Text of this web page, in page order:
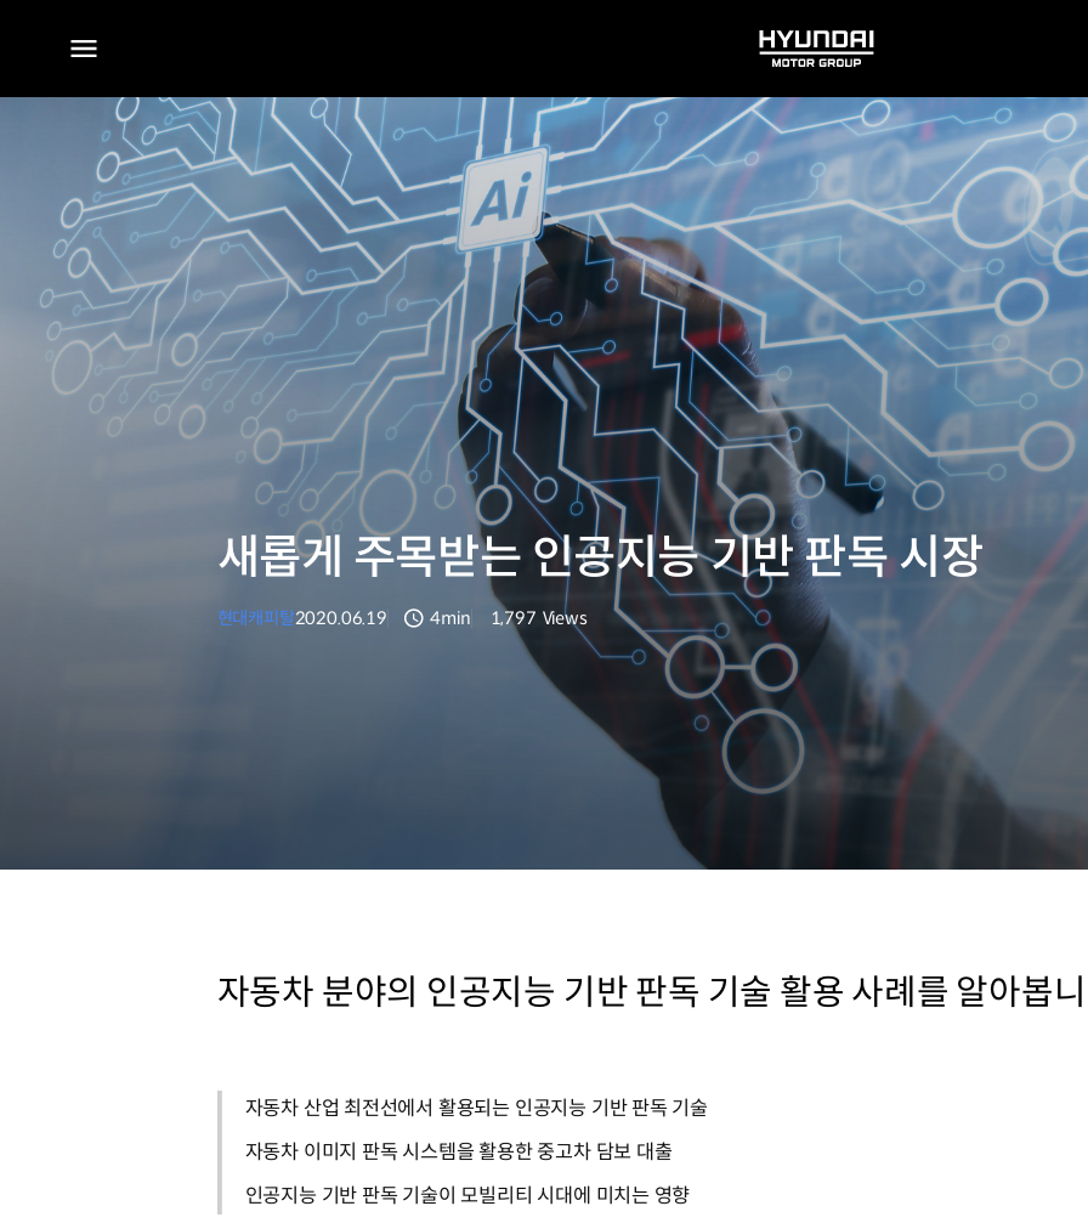
전체
메뉴
HYUNDAI
MOTOR
GROUP
새롭게 주목받는 인공지능 기반 판독 시장
현대캐피탈2020.06.19 4min
조회수
1,797 Views
자동차 분야의 인공지능 기반 판독 기술 활용 사례를 알아봅
자동차 산업 최전선에서 활용되는 인공지능 기반 판독 기술
자동차 이미지 판독 시스템을 활용한 중고차 담보 대출
인공지능 기반 판독 기술이 모빌리티 시대에 미치는 영향